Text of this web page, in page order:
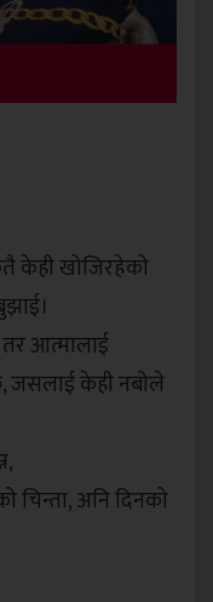
केही खोजिरहेको
आत्मालाई
जसलाई केही नबोले
चिन्ता, अनि दिनको